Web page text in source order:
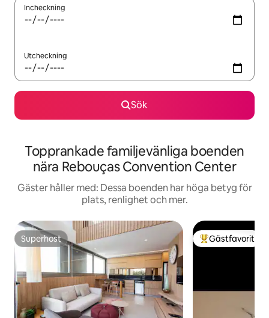
Incheckning
Utcheckning
Sök
Topprankade familjevänliga boenden
nära Rebouças Convention Center
Gäster håller med: Dessa boenden har höga betyg för
plats, renlighet och mer.
Superhost
Superhost Populär
Gästfavorit